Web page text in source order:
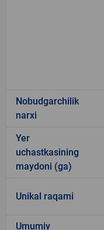
Nobudgarchilik
narxi
Yer
uchastkasining
maydoni (ga)
Unikal raqami
Umumiy